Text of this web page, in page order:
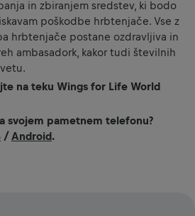
in zbiranjem sredstev, ki bodo
poškodbe hrbtenjače. Vse z
hrbtenjače postane ozdravljiva in
ambasadork, kakor tudi številnih
na teku Wings for Life World
svojem pametnem telefonu?
/Android.